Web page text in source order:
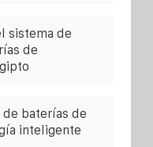
sistema de
de
de baterías de
inteligente